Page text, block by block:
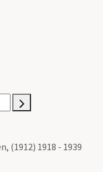
(1912) 1918 - 1939